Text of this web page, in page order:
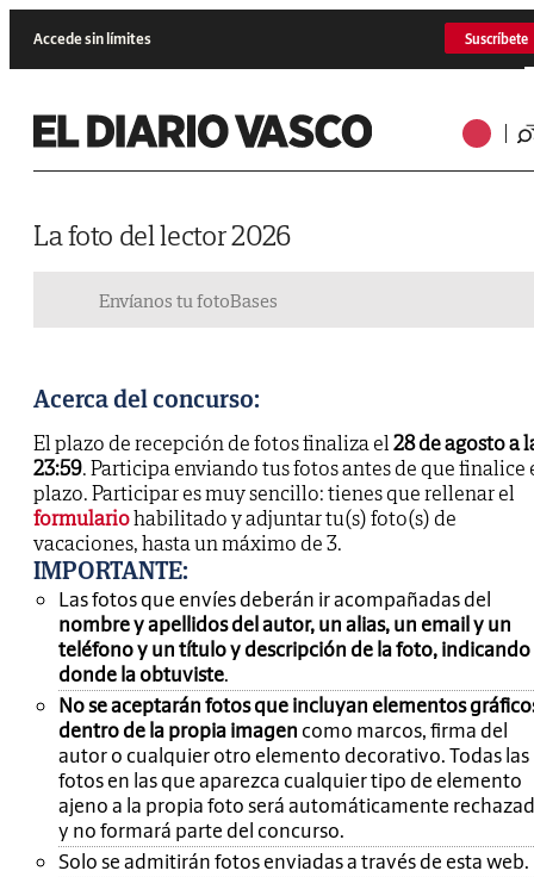
Accede sin límites Suscríbete
La foto del lector 2026
Envíanos tu fotoBases
Acerca del concurso:
El plazo de recepción de fotos finaliza el28 de agosto a
23:59. Participa enviando tus fotos antes de que finalice
plazo. Participar es muy sencillo: tienes que rellenar el
formulariohabilitado y adjuntar tu(s) foto(s) de
vacaciones, hasta un máximo de 3.
IMPORTANTE:
Las fotos que envíes deberán ir acompañadas del
nombre y apellidos del autor, un alias, un email y un
teléfono y un título y descripción de la foto, indicando
donde la obtuviste.
No se aceptarán fotos que incluyan elementos
dentro de la propia imagen como marcos, firma del
autor o cualquier otro elemento decorativo. Todas las
fotos en las que aparezca cualquier tipo de elemento
ajeno a la propia foto será automáticamente
y no formará parte del concurso.
Solo se admitirán fotos enviadas a través de esta web.